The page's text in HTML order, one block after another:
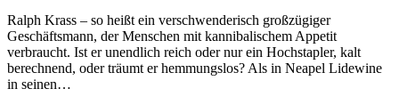
Ralph Krass – so heißt ein verschwenderisch großzügiger
Geschäftsmann, der Menschen mit kannibalischem Appetit
verbraucht. Ist er unendlich reich oder nur ein Hochstapler, kalt
berechnend, oder träumt er hemmungslos? Als in Neapel Lidewine
in seinen…